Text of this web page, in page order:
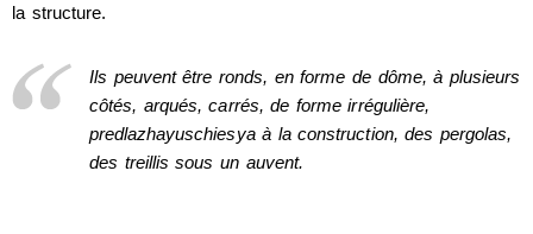
la structure.
Ils peuvent être ronds, en forme de dôme, à plusieurs
côtés, arqués, carrés, de forme irrégulière,
predlazhayuschiesya à la construction, des pergolas,
des treillis sous un auvent.